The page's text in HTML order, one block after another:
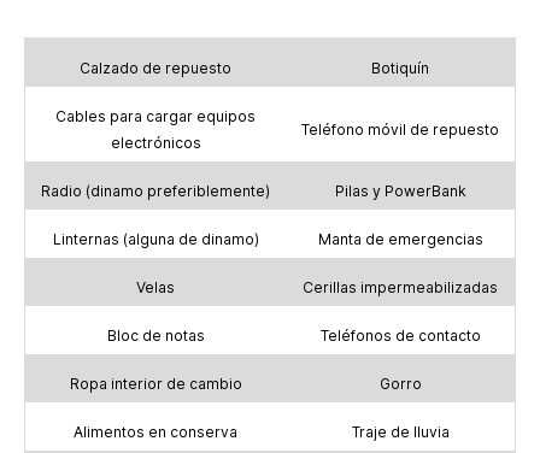
Calzado de repuesto Botiquín
Cables para cargar equipos
electrónicos
Teléfono móvil de repuesto
Radio (dinamo preferiblemente) Pilas y PowerBank
Linternas (alguna de dinamo) Manta de emergencias
Velas Cerillas impermeabilizadas
Bloc de notas Teléfonos de contacto
Ropa interior de cambio Gorro
Alimentos en conserva Traje de lluvia